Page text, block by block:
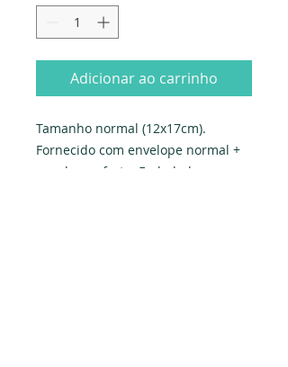
Adicionar ao carrinho
Tamanho normal (12x17cm).
Fornecido com envelope normal +
envelope-oferta. Embalado